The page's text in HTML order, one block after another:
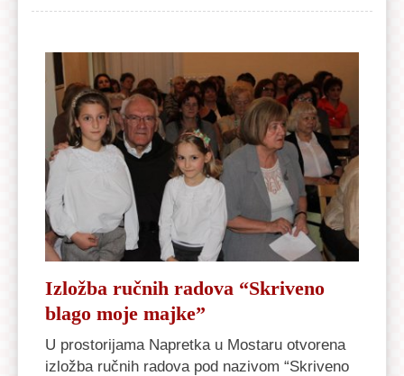
Izložba ručnih radova “Skriveno
blago moje majke”
U prostorijama Napretka u Mostaru otvorena
izložba ručnih radova pod nazivom “Skriveno